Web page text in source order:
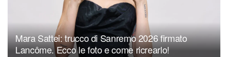
Mara Sattei: trucco di Sanremo 2026 firmato
Lancôme. Ecco le foto e come ricrearlo!